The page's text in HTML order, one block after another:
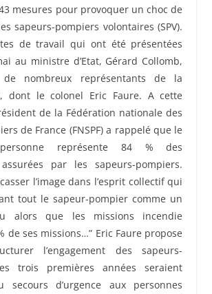
mesures pour provoquer un choc de
sapeurs-pompiers volontaires (SPV).
de travail qui ont été présentées
au ministre d’Etat, Gérard Collomb,
nombreux représentants de la
dont le colonel Eric Faure. A cette
de la Fédération nationale des
de France (FNSPF) a rappelé que le
représente 84 % des
par les sapeurs-pompiers.
l’image dans l’esprit collectif qui
tout le sapeur-pompier comme un
alors que les missions incendie
de ses missions…” Eric Faure propose
l’engagement des sapeurs-
trois premières années seraient
secours d’urgence aux personnes